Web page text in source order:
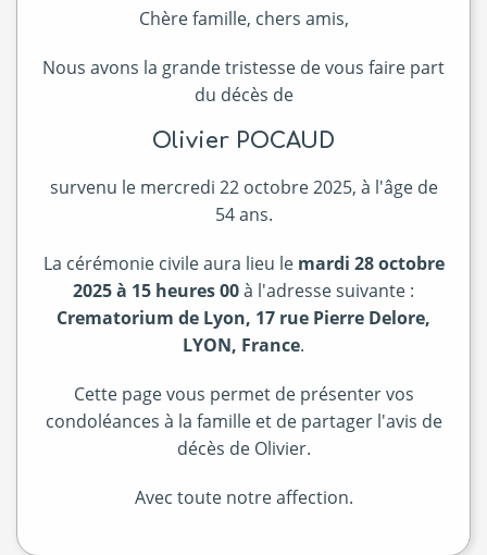
Chère famille, chers amis,
Nous avons la grande tristesse de vous faire part
du décès de
Olivier POCAUD
survenu le mercredi 22 octobre 2025, à l'âge de
54 ans.
La cérémonie civile aura lieu le mardi 28 octobre
2025 à 15 heures 00à l'adresse suivante :
Crematorium de Lyon, 17 rue Pierre Delore,
LYON, France.
Cette page vous permet de présenter vos
condoléances à la famille et de partager l'avis de
décès de Olivier.
Avec toute notre affection.